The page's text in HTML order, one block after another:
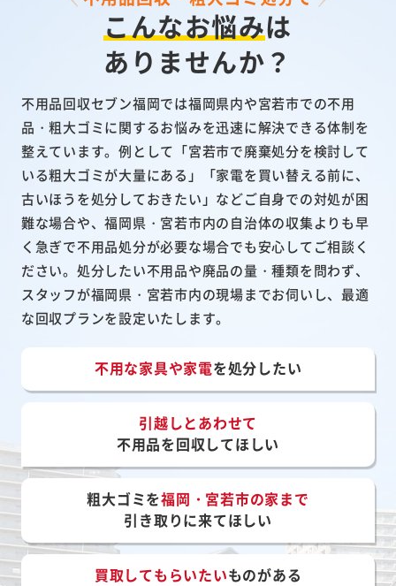
こんなお悩みは
ありませんか？
不用品回収セブン福岡では福岡県内や宮若市での不用
品・粗大ゴミに関するお悩みを迅速に解決できる体制を
整えています。例として「宮若市で廃棄処分を検討して
いる粗大ゴミが大量にある」「家電を買い替える前に、
古いほうを処分しておきたい」などご自身での対処が困
難な場合や、福岡県・宮若市内の自治体の収集よりも早
く急ぎで不用品処分が必要な場合でも安心してご相談く
ださい。処分したい不用品や廃品の量・種類を問わず、
スタッフが福岡県・宮若市内の現場までお伺いし、最適
な回収プランを設定いたします。
不用な家具や家電を処分したい
引越しとあわせて
不用品を回収してほしい
粗大ゴミを福岡・宮若市の家まで
引き取りに来てほしい
買取してもらいたいものがある